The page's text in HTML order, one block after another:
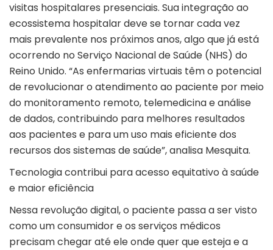
visitas hospitalares presenciais. Sua integração ao
ecossistema hospitalar deve se tornar cada vez
mais prevalente nos próximos anos, algo que já está
ocorrendo no Serviço Nacional de Saúde (NHS) do
Reino Unido. “As enfermarias virtuais têm o potencial
de revolucionar o atendimento ao paciente por meio
do monitoramento remoto, telemedicina e análise
de dados, contribuindo para melhores resultados
aos pacientes e para um uso mais eficiente dos
recursos dos sistemas de saúde”, analisa Mesquita.
Tecnologia contribui para acesso equitativo à saúde
e maior eficiência
Nessa revolução digital, o paciente passa a ser visto
como um consumidor e os serviços médicos
precisam chegar até ele onde quer que esteja e a